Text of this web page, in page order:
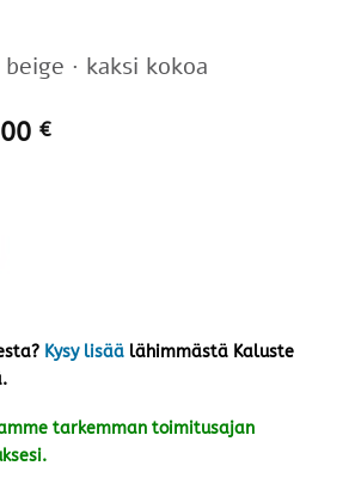
· kaksi kokoa
€Hintaluokka:
Kysy lisää lähimmästä Kaluste
tarkemman toimitusajan